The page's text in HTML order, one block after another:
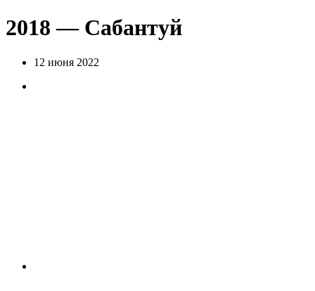
2018 — Сабантуй
12 июня 2022